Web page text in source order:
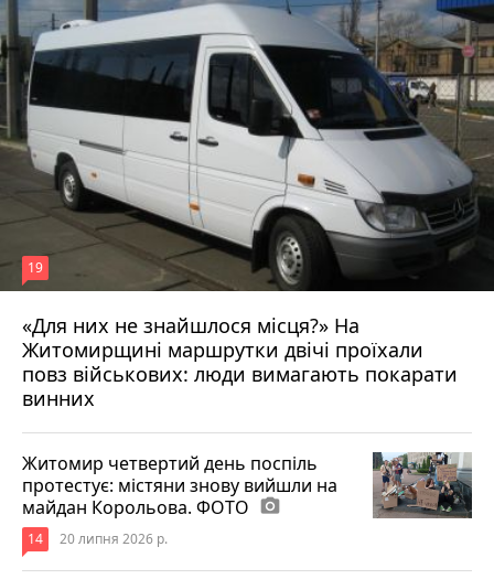
«Для них не знайшлося місця?» На
Житомирщині маршрутки двічі проїхали
повз військових: люди вимагають покарати
винних
19
17 липня 2026 р.
Житомир четвертий день поспіль
протестує: містяни знову вийшли на
майдан Корольова. ФОТО photo_camera
14 20 липня 2026 р.